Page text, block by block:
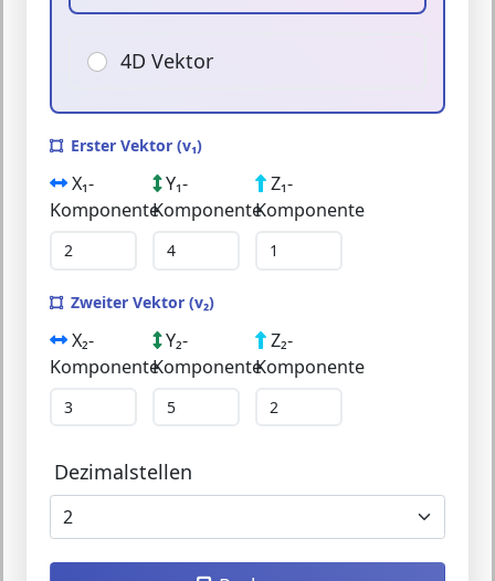
4D Vektor
Erster Vektor (v₁)
X₁-
Komponente
Y₁-
Komponente
Z₁-
Komponente
Zweiter Vektor (v₂)
X₂-
Komponente
Y₂-
Komponente
Z₂-
Komponente
Dezimalstellen